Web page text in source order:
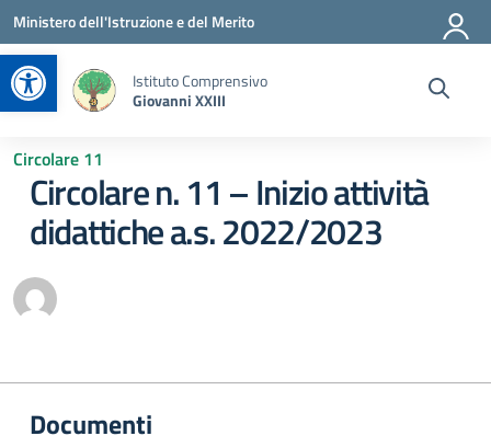
Apri la barra degli strumenti
Vai ai contenuti
Vai al menu di navigazione
Vai al footer
Ministero dell'Istruzione e del Merito
Istituto Comprensivo
Giovanni XXIII
Circolare 11
Circolare n. 11 – Inizio attività
didattiche a.s. 2022/2023
Documenti